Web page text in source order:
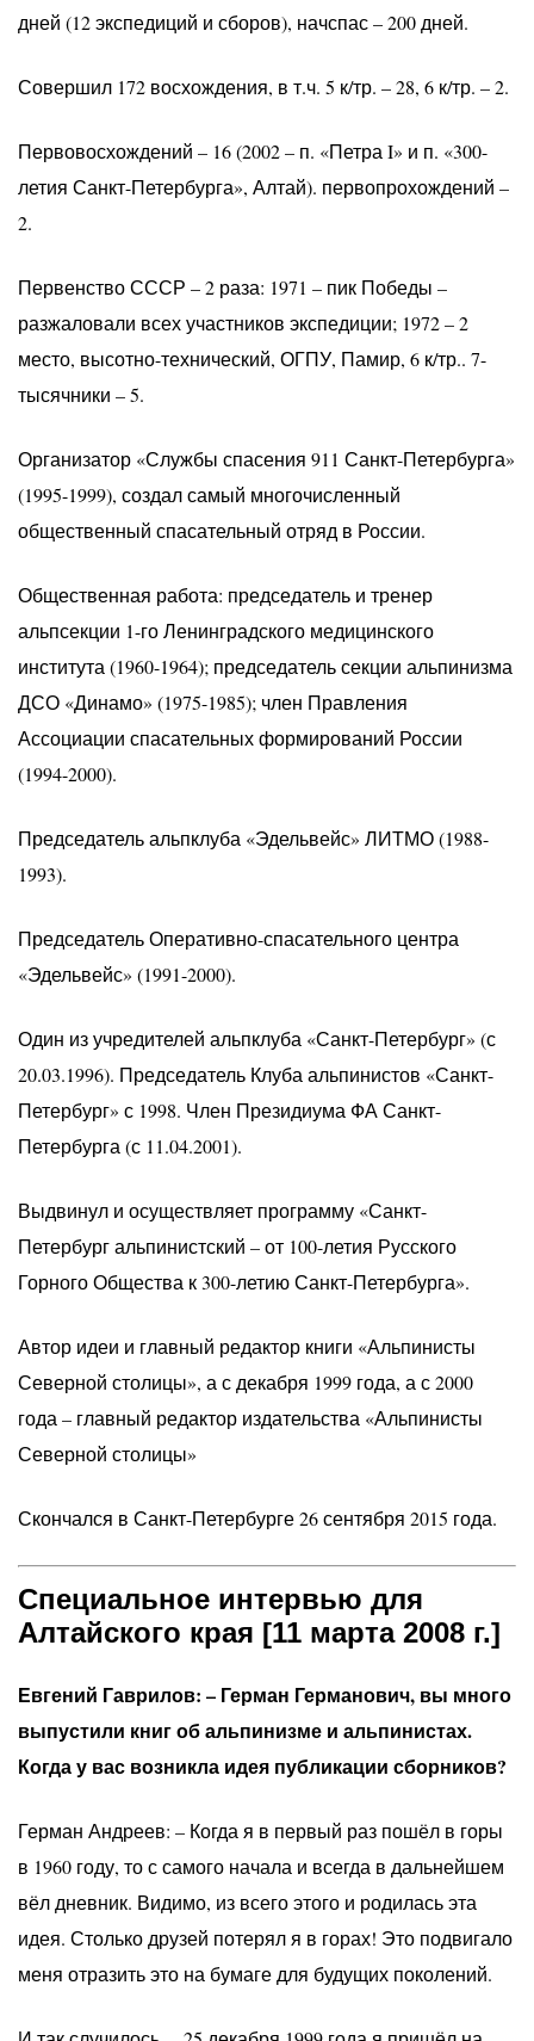
дней (12 экспедиций и сборов), начспас – 200 дней.
Совершил 172 восхождения, в т.ч. 5 к/тр. – 28, 6 к/тр. – 2.
Первовосхождений – 16 (2002 – п. «Петра I» и п. «300-
летия Санкт-Петербурга», Алтай). первопрохождений –
2.
Первенство СССР – 2 раза: 1971 – пик Победы –
разжаловали всех участников экспедиции; 1972 – 2
место, высотно-технический, ОГПУ, Памир, 6 к/тр.. 7-
тысячники – 5.
Организатор «Службы спасения 911 Санкт-Петербурга»
(1995-1999), создал самый многочисленный
общественный спасательный отряд в России.
Общественная работа: председатель и тренер
альпсекции 1-го Ленинградского медицинского
института (1960-1964); председатель секции альпинизма
ДСО «Динамо» (1975-1985); член Правления
Ассоциации спасательных формирований России
(1994-2000).
Председатель альпклуба «Эдельвейс» ЛИТМО (1988-
1993).
Председатель Оперативно-спасательного центра
«Эдельвейс» (1991-2000).
Один из учредителей альпклуба «Санкт-Петербург» (с
20.03.1996). Председатель Клуба альпинистов «Санкт-
Петербург» с 1998. Член Президиума ФА Санкт-
Петербурга (с 11.04.2001).
Выдвинул и осуществляет программу «Санкт-
Петербург альпинистский – от 100-летия Русского
Горного Общества к 300-летию Санкт-Петербурга».
Автор идеи и главный редактор книги «Альпинисты
Северной столицы», а с декабря 1999 года, а с 2000
года – главный редактор издательства «Альпинисты
Северной столицы»
Скончался в Санкт-Петербурге 26 сентября 2015 года.
Специальное интервью для
Алтайского края [11 марта 2008 г.]
Евгений Гаврилов: – Герман Германович, вы много
выпустили книг об альпинизме и альпинистах.
Когда у вас возникла идея публикации сборников?
Герман Андреев: – Когда я в первый раз пошёл в горы
в 1960 году, то с самого начала и всегда в дальнейшем
вёл дневник. Видимо, из всего этого и родилась эта
идея. Столько друзей потерял я в горах! Это подвигало
меня отразить это на бумаге для будущих поколений.